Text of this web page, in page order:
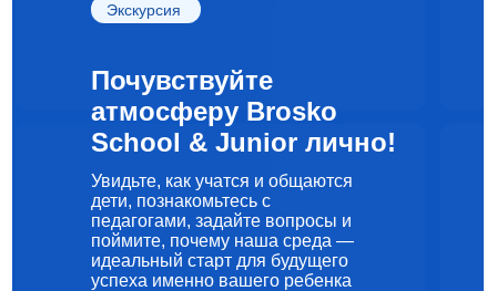
Экскурсия
Почувствуйте
атмосферу Brosko
School & Junior лично!
Увидьте, как учатся и общаются
дети, познакомьтесь с
педагогами, задайте вопросы и
поймите, почему наша среда —
идеальный старт для будущего
успеха именно вашего ребенка